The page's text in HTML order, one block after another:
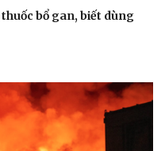
bổ gan, biết dùng